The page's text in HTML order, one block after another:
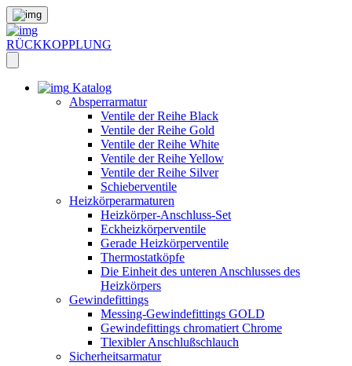
RÜCKKOPPLUNG
Katalog
Absperrarmatur
Ventile der Reihe Black
Ventile der Reihe Gold
Ventile der Reihe White
Ventile der Reihe Yellow
Ventile der Reihe Silver
Schieberventile
Heizkörperarmaturen
Heizkörper-Anschluss-Set
Eckheizkörperventile
Gerade Heizkörperventile
Thermostatköpfe
Die Einheit des unteren Anschlusses des
Heizkörpers
Gewindefittings
Messing-Gewindefittings GOLD
Gewindefittings chromatiert Chrome
Tlexibler Anschlußschlauch
Sicherheitsarmatur